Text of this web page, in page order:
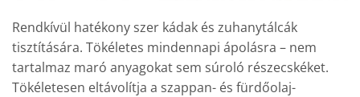
Rendkívül hatékony szer kádak és zuhanytálcák
tisztítására. Tökéletes mindennapi ápolásra – nem
tartalmaz maró anyagokat sem súroló részecskéket.
Tökéletesen eltávolítja a szappan- és fürdőolaj-